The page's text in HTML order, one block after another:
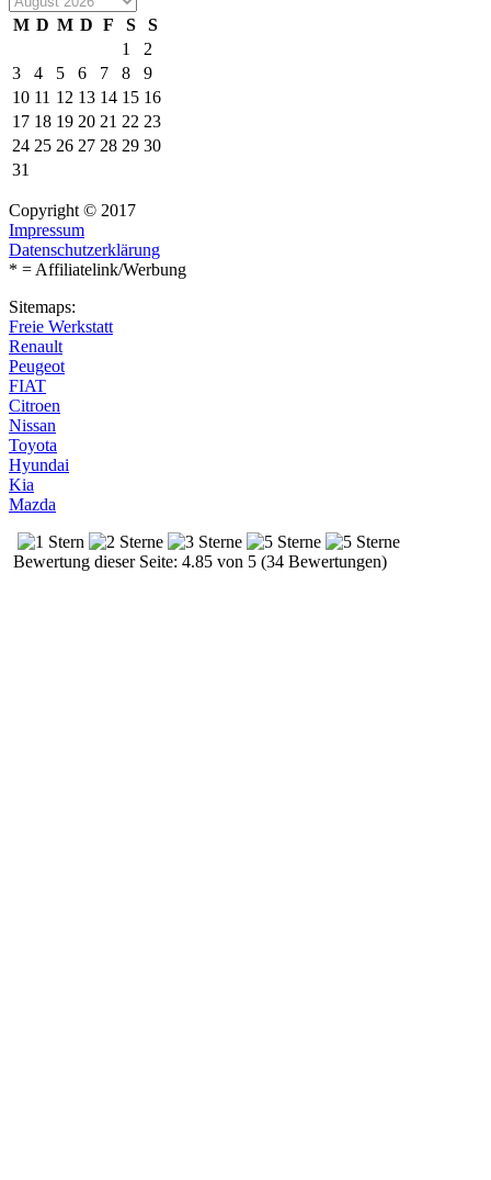
M D M D F S
S
1
2
3
4 5 6 7 8
9
10 11 12 13 14 15 16
17 18 19 20 21 22 23
24 25 26 27 28 29 30
31
Copyright © 2017
Impressum
Datenschutzerklärung
* = Affiliatelink/Werbung
Sitemaps:
Freie Werkstatt
Renault
Peugeot
FIAT
Citroen
Nissan
Toyota
Hyundai
Kia
Mazda
Bewertung dieser Seite: 4.85 von 5 (34 Bewertungen)